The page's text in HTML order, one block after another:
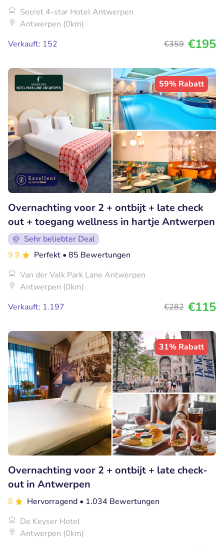
Secret 4-star Hotel Antwerpen
Antwerpen (0km)
Verkauft: 152
€359 €195
59% Rabatt
Overnachting voor 2 + ontbijt + late check
out + toegang wellness in hartje Antwerpen
Sehr beliebter Deal
9.9
Perfekt • 85 Bewertungen
Van der Valk Park Lane Antwerpen
Antwerpen (0km)
Verkauft: 1.197
€282 €115
31% Rabatt
Overnachting voor 2 + ontbijt + late check-
out in Antwerpen
8 Hervorragend • 1.034 Bewertungen
De Keyser Hotel
Antwerpen (0km)